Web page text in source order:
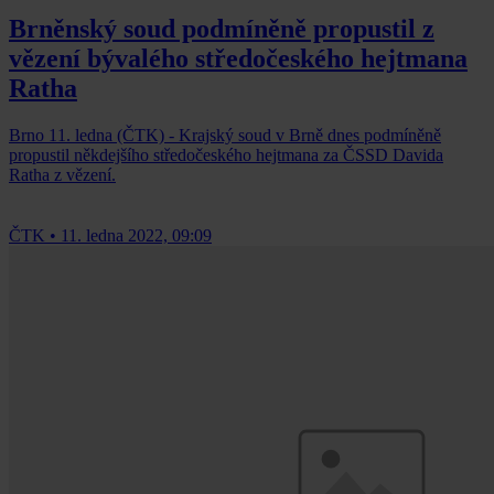
Brněnský soud podmíněně propustil z
vězení bývalého středočeského hejtmana
Ratha
Brno 11. ledna (ČTK) - Krajský soud v Brně dnes podmíněně
propustil někdejšího středočeského hejtmana za ČSSD Davida
Ratha z vězení.
ČTK • 11. ledna 2022, 09:09